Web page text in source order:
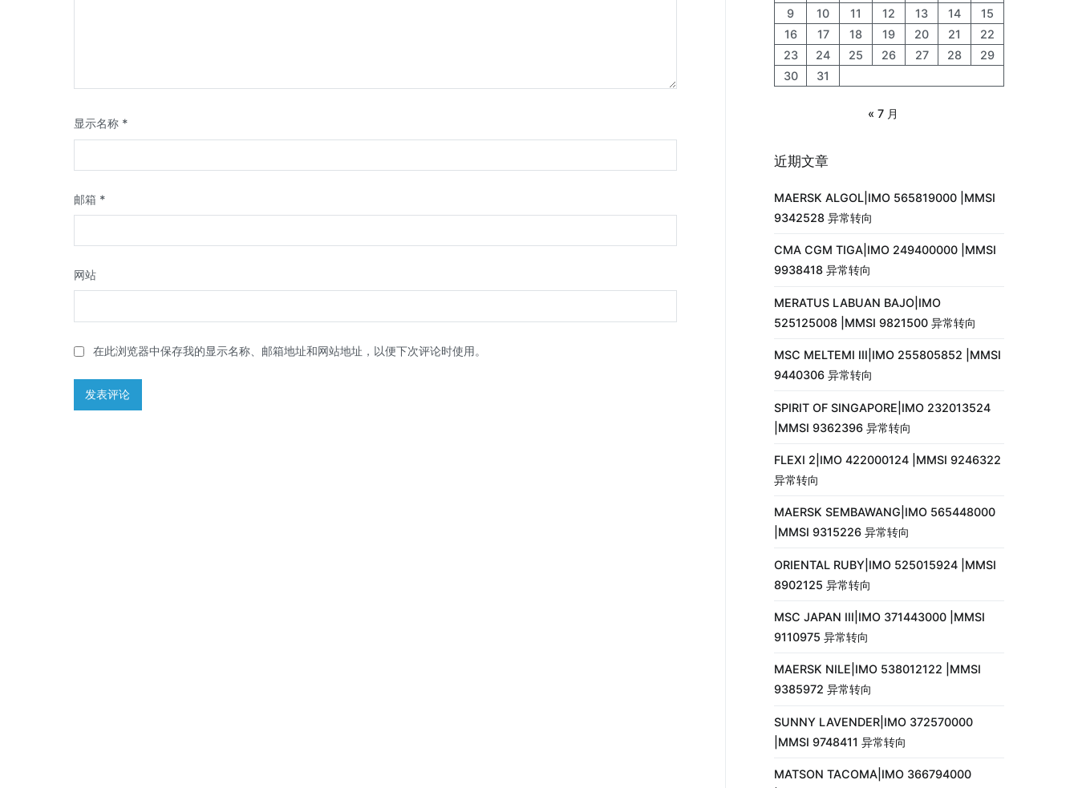
显示名称 *
邮箱 *
网站
在此浏览器中保存我的显示名称、邮箱地址和网站地址，以便下次评论时使用。
9
10 11 12 13 14
15
16
17 18 19 20 21
22
23
24 25 26 27 28
29
30
31
« 7 月
近期文章
MAERSK ALGOL|IMO 565819000 |MMSI
9342528 异常转向
CMA CGM TIGA|IMO 249400000 |MMSI
9938418 异常转向
MERATUS LABUAN BAJO|IMO
525125008 |MMSI 9821500 异常转向
MSC MELTEMI III|IMO 255805852 |MMSI
9440306 异常转向
SPIRIT OF SINGAPORE|IMO 232013524
|MMSI 9362396 异常转向
FLEXI 2|IMO 422000124 |MMSI 9246322
异常转向
MAERSK SEMBAWANG|IMO 565448000
|MMSI 9315226 异常转向
ORIENTAL RUBY|IMO 525015924 |MMSI
8902125 异常转向
MSC JAPAN III|IMO 371443000 |MMSI
9110975 异常转向
MAERSK NILE|IMO 538012122 |MMSI
9385972 异常转向
SUNNY LAVENDER|IMO 372570000
|MMSI 9748411 异常转向
MATSON TACOMA|IMO 366794000